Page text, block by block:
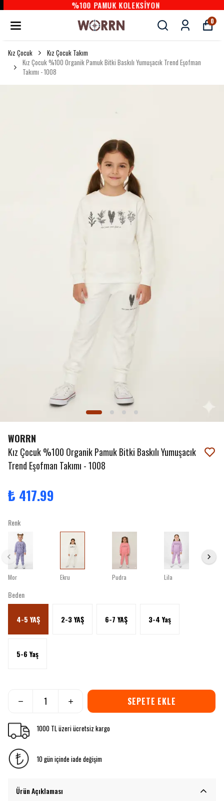
%100 PAMUK KOLEKSİYON
0
Kız Çocuk
Kız Çocuk Takım
Kız Çocuk %100 Organik Pamuk Bitki Baskılı Yumuşacık Trend Eşofman
Takımı - 1008
WORRN
Kız Çocuk %100 Organik Pamuk Bitki Baskılı Yumuşacık
Trend Eşofman Takımı - 1008
₺ 417.99
Renk
Mor Ekru Pudra Lila
Beden
4-5 YAŞ 2-3 YAŞ 6-7 YAŞ 3-4 Yaş
5-6 Yaş
SEPETE EKLE
1000 TL üzeri ücretsiz kargo
10 gün içinde iade değişim
Ürün Açıklaması